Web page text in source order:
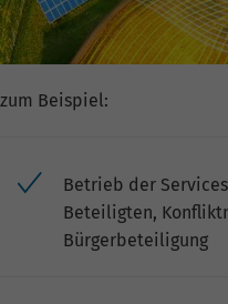
zum Beispiel:
Betrieb der
Beteiligten,
Bürgerbeteiligung